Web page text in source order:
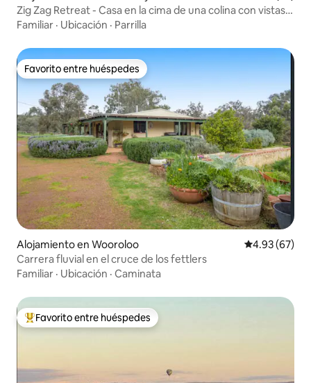
Zig Zag Retreat - Casa en la cima de una colina con vistas
impresionantes
Familiar · Ubicación · Parrilla
Favorito entre huéspedes
Favorito entre huéspedes
Alojamiento en Wooroloo Calificación
4.93 (67)
Carrera fluvial en el cruce de los fettlers
Familiar · Ubicación · Caminata
Favorito entre huéspedes preferido
Favorito entre huéspedes